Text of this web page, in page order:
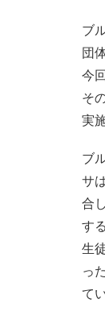
ブ
団
今
そ
実
ブ
サ
合
す
生
っ
て